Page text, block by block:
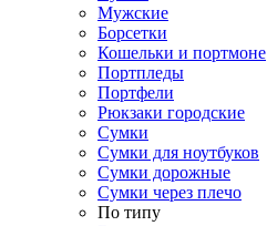
Мужские
Борсетки
Кошельки и портмоне
Портпледы
Портфели
Рюкзаки городские
Сумки
Сумки для ноутбуков
Сумки дорожные
Сумки через плечо
По типу